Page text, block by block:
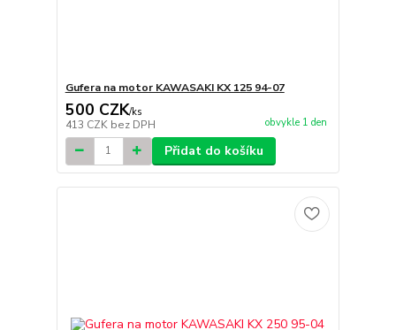
Gufera na motor KAWASAKI KX 125 94-07
500 CZK/ks
413 CZK bez DPH obvykle 1 den
Přidat do košíku